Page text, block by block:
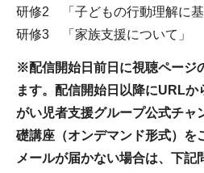
研修2 「子どもの行動理解に基
研修3 「家族支援について」
※配信開始日前日に視聴ページ
ます。配信開始日以降にURL
がい児者支援グループ公式チャ
礎講座（オンデマンド形式）を
メールが届かない場合は、下記